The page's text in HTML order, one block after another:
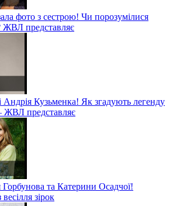
фото з сестрою! Чи порозумілися
ЖВЛ представляє
Андрія Кузьменка! Як згадують легенду
ЖВЛ представляє
та Катерини Осадчої!
зірок